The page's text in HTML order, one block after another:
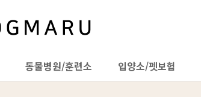
동물병원/훈련소 입양소/펫보험